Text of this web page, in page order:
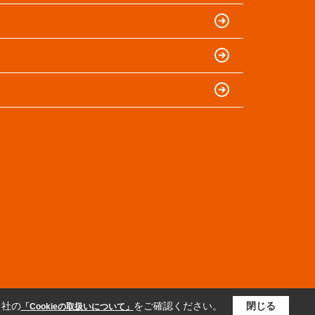
の「Cookieの取扱いについて」 をご確認ください。 閉じる